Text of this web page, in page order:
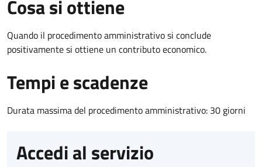
Cosa si ottiene
Quando il procedimento amministrativo si conclude
positivamente si ottiene un contributo economico.
Tempi e scadenze
Durata massima del procedimento amministrativo: 30 giorni
Accedi al servizio